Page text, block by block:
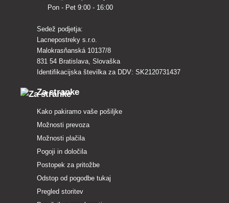
Pon - Pet 9:00 - 16:00
Sedež podjetja:
Lacnepostreky s.r.o.
Malokrasňanská 10137/8
831 54 Bratislava, Slovaška
Identifikacijska številka za DDV: SK2120731437
Za stranke
Kako pakiramo vaše pošiljke
Možnosti prevoza
Možnosti plačila
Pogoji in določila
Postopek za pritožbe
Odstop od pogodbe tukaj
Pregled storitev